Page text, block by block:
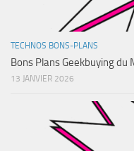
TECHNOS BONS-PLANS
Bons Plans Geekbuying du
13 JANVIER 2026